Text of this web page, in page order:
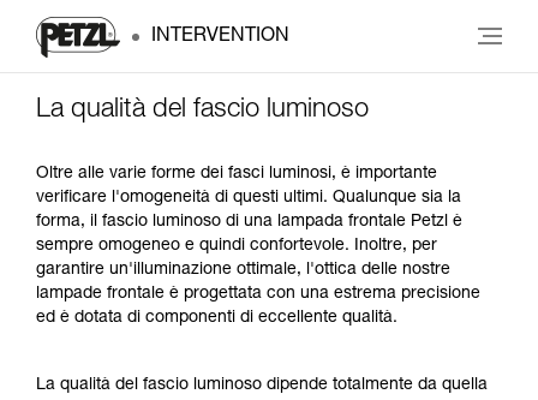
INTERVENTION
La qualità del fascio luminoso
Oltre alle varie forme dei fasci luminosi, è importante
verificare l'omogeneità di questi ultimi. Qualunque sia la
forma, il fascio luminoso di una lampada frontale Petzl è
sempre omogeneo e quindi confortevole. Inoltre, per
garantire un'illuminazione ottimale, l'ottica delle nostre
lampade frontale è progettata con una estrema precisione
ed è dotata di componenti di eccellente qualità.
La qualità del fascio luminoso dipende totalmente da quella